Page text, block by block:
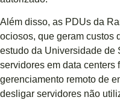
Além disso, as PDUs da
ociosos, que geram custos
estudo da Universidade de
servidores em data centers
gerenciamento remoto de
desligar servidores não